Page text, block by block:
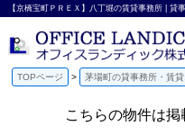
【京橋宝町ＰＲＥＸ】八丁堀の賃貸事務所 | 貸
TOPページ 茅場町の貸事務所・賃貸
こちらの物件は掲